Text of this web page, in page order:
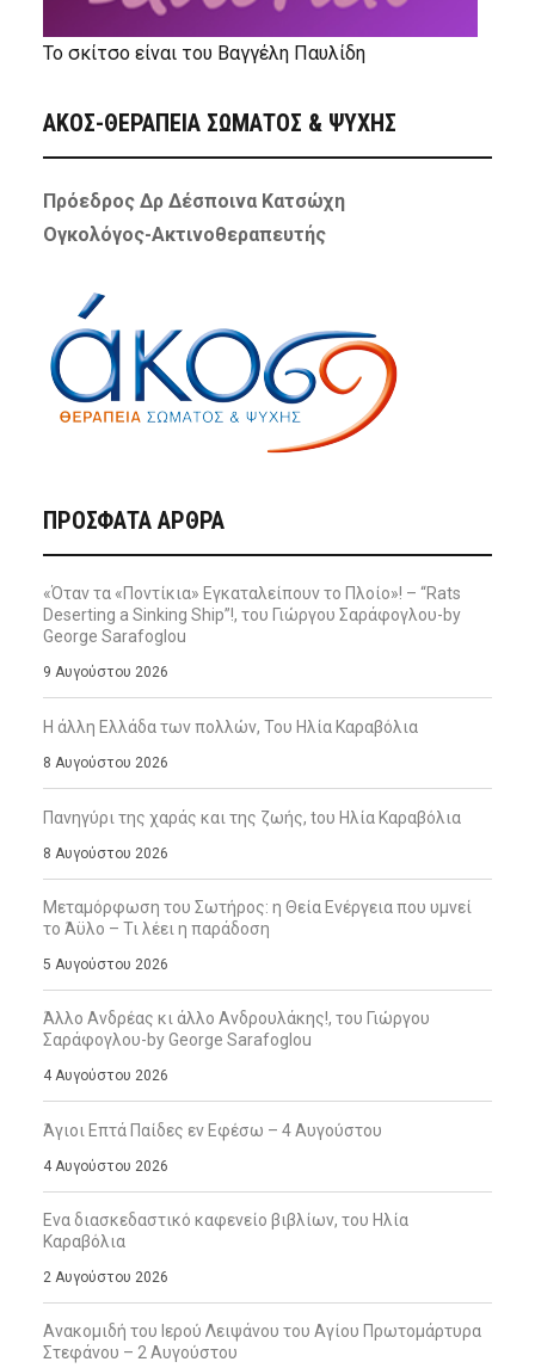
Το σκίτσο είναι του Βαγγέλη Παυλίδη
ΑΚΟΣ-ΘΕΡΑΠΕΙΑ ΣΩΜΑΤΟΣ & ΨΥΧΗΣ
Πρόεδρος Δρ Δέσποινα Κατσώχη
Ογκολόγος-Ακτινοθεραπευτής
ΠΡΌΣΦΑΤΑ ΆΡΘΡΑ
«Όταν τα «Ποντίκια» Εγκαταλείπουν το Πλοίο»! – “Rats
Deserting a Sinking Ship”!, του Γιώργου Σαράφογλου-by
George Sarafoglou
9 Αυγούστου 2026
Η άλλη Ελλάδα των πολλών, Του Ηλία Καραβόλια
8 Αυγούστου 2026
Πανηγύρι της χαράς και της ζωής, tου Ηλία Καραβόλια
8 Αυγούστου 2026
Μεταμόρφωση του Σωτήρος: η Θεία Ενέργεια που υμνεί
το Άϋλο – Τι λέει η παράδοση
5 Αυγούστου 2026
Άλλο Ανδρέας κι άλλο Ανδρουλάκης!, του Γιώργου
Σαράφογλου-by George Sarafoglou
4 Αυγούστου 2026
Άγιοι Επτά Παίδες εν Εφέσω – 4 Αυγούστου
4 Αυγούστου 2026
Ενα διασκεδαστικό καφενείο βιβλίων, του Ηλία
Καραβόλια
2 Αυγούστου 2026
Ανακομιδή του Ιερού Λειψάνου του Αγίου Πρωτομάρτυρα
Στεφάνου – 2 Αυγούστου